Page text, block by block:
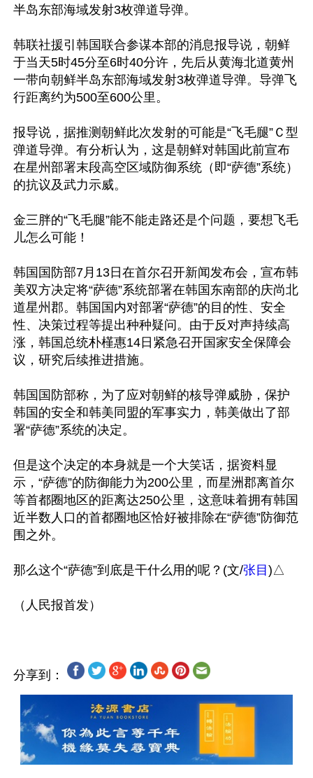
半岛东部海域发射3枚弹道导弹。
韩联社援引韩国联合参谋本部的消息报导说，朝鲜
于当天5时45分至6时40分许，先后从黄海北道黄州
一带向朝鲜半岛东部海域发射3枚弹道导弹。导弹飞
行距离约为500至600公里。
报导说，据推测朝鲜此次发射的可能是“飞毛腿”Ｃ型
弹道导弹。有分析认为，这是朝鲜对韩国此前宣布
在星州部署末段高空区域防御系统（即“萨德”系统）
的抗议及武力示威。
金三胖的“飞毛腿”能不能走路还是个问题，要想飞毛
儿怎么可能！
韩国国防部7月13日在首尔召开新闻发布会，宣布韩
美双方决定将“萨德”系统部署在韩国东南部的庆尚北
道星州郡。韩国国内对部署“萨德”的目的性、安全
性、决策过程等提出种种疑问。由于反对声持续高
涨，韩国总统朴槿惠14日紧急召开国家安全保障会
议，研究后续推进措施。
韩国国防部称，为了应对朝鲜的核导弹威胁，保护
韩国的安全和韩美同盟的军事实力，韩美做出了部
署“萨德”系统的决定。
但是这个决定的本身就是一个大笑话，据资料显
示，“萨德”的防御能力为200公里，而星洲郡离首尔
等首都圈地区的距离达250公里，这意味着拥有韩国
近半数人口的首都圈地区恰好被排除在“萨德”防御范
围之外。
那么这个“萨德”到底是干什么用的呢？(文/张目 )△
分享到：